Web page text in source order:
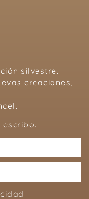
silvestre.
creaciones,